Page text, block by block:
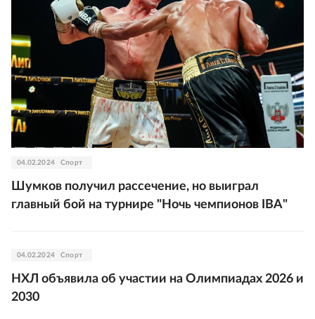
04.02.2024 Спорт
Шумков получил рассечение, но выиграл
главный бой на турнире "Ночь чемпионов IBA"
04.02.2024 Спорт
НХЛ объявила об участии на Олимпиадах 2026 и
2030